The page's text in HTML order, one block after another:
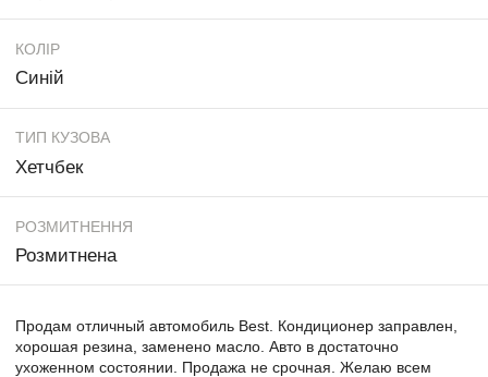
КОЛІР
Синій
ТИП КУЗОВА
Хетчбек
РОЗМИТНЕННЯ
Розмитнена
Продам отличный автомобиль Best. Кондиционер заправлен,
хорошая резина, заменено масло. Авто в достаточно
ухоженном состоянии. Продажа не срочная. Желаю всем